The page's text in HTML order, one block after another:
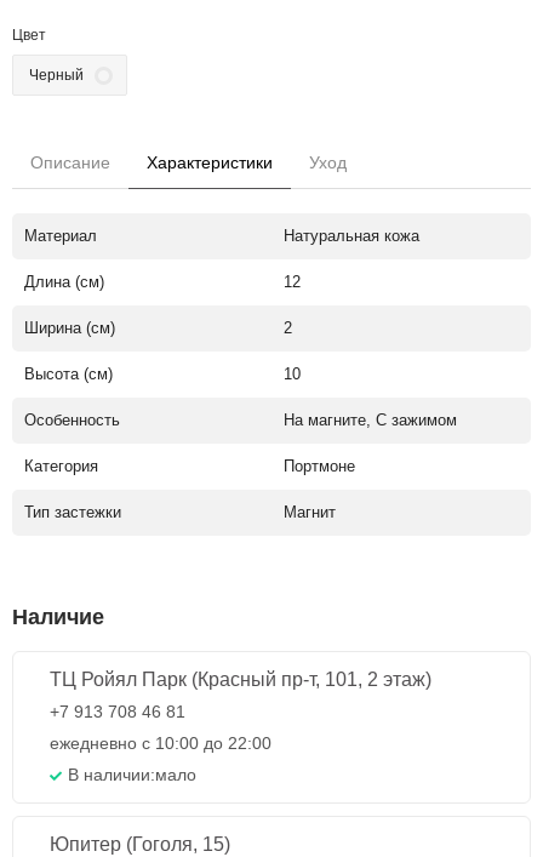
Цвет
Черный
Описание Характеристики Уход
Материал Натуральная кожа
Длина (см) 12
Ширина (см) 2
Высота (см) 10
Особенность На магните, С зажимом
Категория Портмоне
Тип застежки Магнит
Наличие
ТЦ Ройял Парк (Красный пр-т, 101, 2 этаж)
+7 913 708 46 81
ежедневно с 10:00 до 22:00
В наличии:мало
Юпитер (Гоголя, 15)